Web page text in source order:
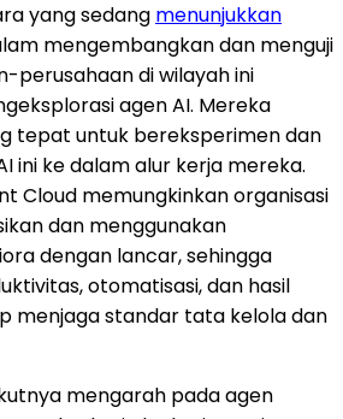
yang sedang menunjukkan
mengembangkan dan menguji
perusahaan di wilayah ini
agen AI. Mereka
tepat untuk bereksperimen dan
ini ke dalam alur kerja mereka.
Cloud memungkinkan organisasi
dan menggunakan
dengan lancar, sehingga
otomatisasi, dan hasil
menjaga standar tata kelola dan
mengarah pada agen